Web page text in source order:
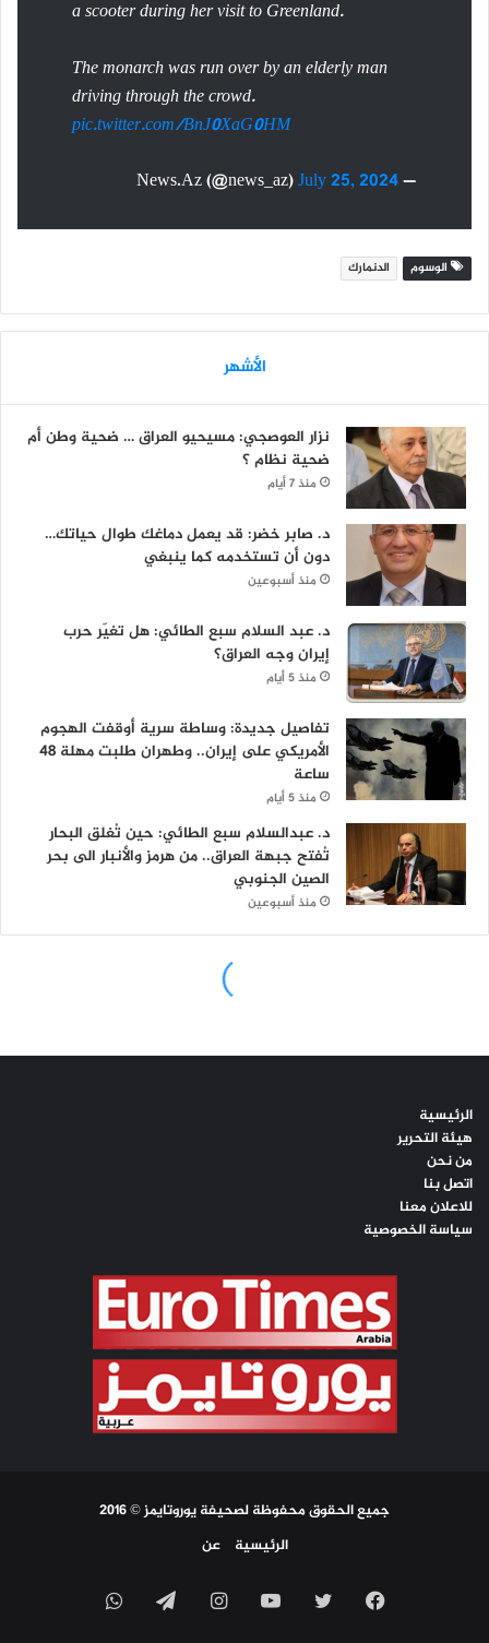
الرئيسية
هيئة التحرير
من نحن
اتصل بنا
للاعلان معنا
سياسة الخصوصية
جميع الحقوق محفوظة لصحيفة يوروتايمز © 2016
الرئيسية
عن
فيسبوك تويتر يوتيوبانستقرامتيلقرامواتساب